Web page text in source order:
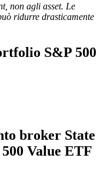
non agli asset. Le
ridurre drasticamente
S&P 500
broker State
Value ETF